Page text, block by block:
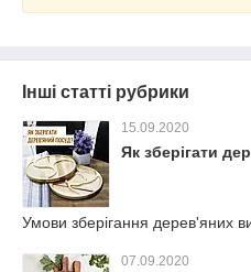
Інші статті рубрики
15.09.2020
Як зберігати
Умови зберігання дерев'яних
07.09.2020